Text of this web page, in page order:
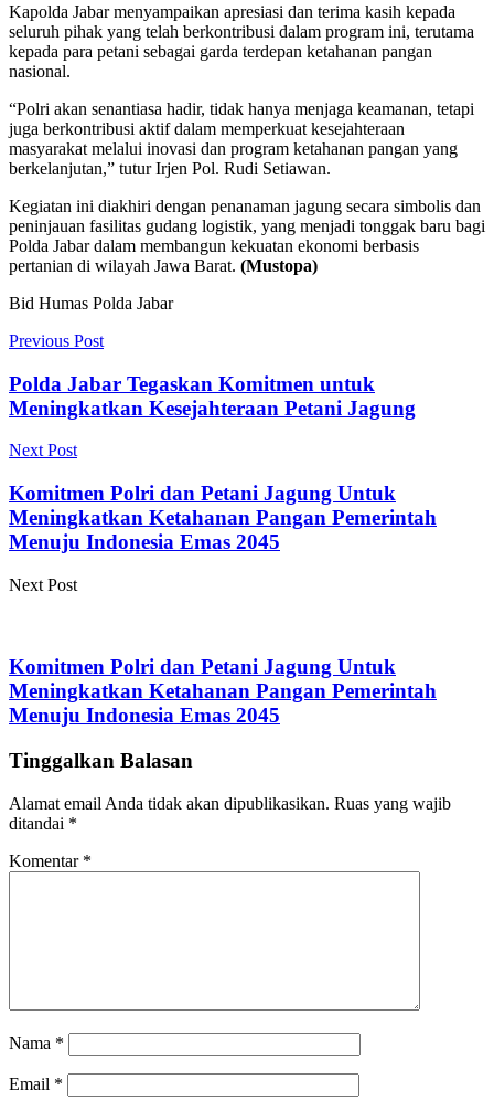
Kapolda Jabar menyampaikan apresiasi dan terima kasih kepada
seluruh pihak yang telah berkontribusi dalam program ini, terutama
kepada para petani sebagai garda terdepan ketahanan pangan
nasional.
“Polri akan senantiasa hadir, tidak hanya menjaga keamanan, tetapi
juga berkontribusi aktif dalam memperkuat kesejahteraan
masyarakat melalui inovasi dan program ketahanan pangan yang
berkelanjutan,” tutur Irjen Pol. Rudi Setiawan.
Kegiatan ini diakhiri dengan penanaman jagung secara simbolis dan
peninjauan fasilitas gudang logistik, yang menjadi tonggak baru bagi
Polda Jabar dalam membangun kekuatan ekonomi berbasis
pertanian di wilayah Jawa Barat. (Mustopa)
Bid Humas Polda Jabar
Previous Post
Polda Jabar Tegaskan Komitmen untuk
Meningkatkan Kesejahteraan Petani Jagung
Next Post
Komitmen Polri dan Petani Jagung Untuk
Meningkatkan Ketahanan Pangan Pemerintah
Menuju Indonesia Emas 2045
Next Post
Komitmen Polri dan Petani Jagung Untuk
Meningkatkan Ketahanan Pangan Pemerintah
Menuju Indonesia Emas 2045
Tinggalkan Balasan
Alamat email Anda tidak akan dipublikasikan. Ruas yang wajib
ditandai *
Komentar *
Nama *
Email *